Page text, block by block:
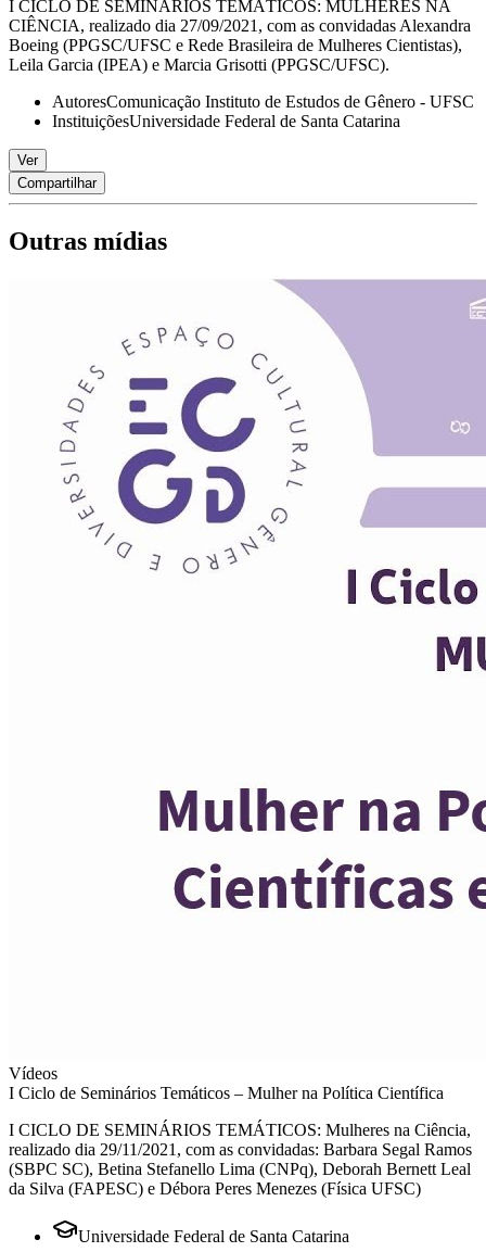
I CICLO DE SEMINÁRIOS TEMÁTICOS: MULHERES NA
CIÊNCIA, realizado dia 27/09/2021, com as convidadas Alexandra
Boeing (PPGSC/UFSC e Rede Brasileira de Mulheres Cientistas),
Leila Garcia (IPEA) e Marcia Grisotti (PPGSC/UFSC).
AutoresComunicação Instituto de Estudos de Gênero - UFSC
InstituiçõesUniversidade Federal de Santa Catarina
Ver
Compartilhar
Outras mídias
Vídeos
I Ciclo de Seminários Temáticos – Mulher na Política Científica
I CICLO DE SEMINÁRIOS TEMÁTICOS: Mulheres na Ciência,
realizado dia 29/11/2021, com as convidadas: Barbara Segal Ramos
(SBPC SC), Betina Stefanello Lima (CNPq), Deborah Bernett Leal
da Silva (FAPESC) e Débora Peres Menezes (Física UFSC)
Universidade Federal de Santa Catarina